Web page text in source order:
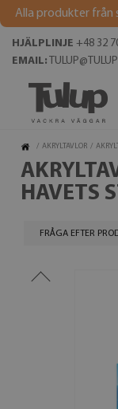
Alla produkter
HJÄLPLINJE +48 32
EMAIL:
/ AKRYLTAVLOR /
HAVETS
FRÅGA EFTER